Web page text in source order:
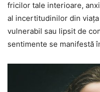
fricilor tale interioare,
al incertitudinilor din
vulnerabil sau lipsit de
sentimente se manifestă